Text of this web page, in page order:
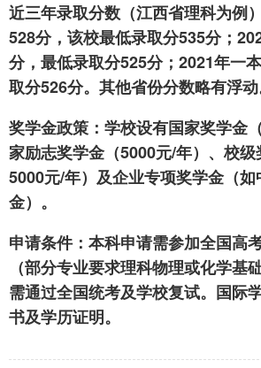
近三年录取分数（江西省理科为例）
528分，该校最低录取分535分；
分，最低录取分525分；2021年一
取分526分。其他省份分数略有浮动
奖学金政策 ：学校设有国家奖学金
家励志奖学金（5000元/年）、校
5000元/年）及企业专项奖学金（
金）。
申请条件：本科申请需参加全国高
（部分专业要求理科物理或化学基
需通过全国统考及学校复试。国际
书及学历证明。